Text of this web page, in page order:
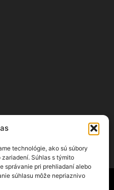
technológie, ako sú súbory
Súhlas s týmito
správanie pri prehliadaní alebo
súhlasu môže nepriaznivo